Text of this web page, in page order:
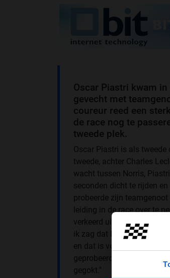
Oscar Piastri kwam
gevecht met
coureur reed een
de race nog te
tweede plek.
Oscar Piastri is als
tweede, achter Charles
wacht tussen Norris,
seconden dicht te rijden
probeerde zijn
leiding in de race over te
verkeerd uitgepakt, zo
ik zag dat Lando voor een
en dat is veel makkelijker
geprobeerd, maar het was
gegokt.''